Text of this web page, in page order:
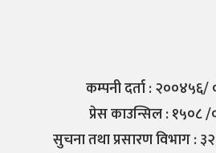
कम्पनी दर्ता :
प्रेस काउन्सिल : १५०८
सुचना तथा प्रसारण विभाग :